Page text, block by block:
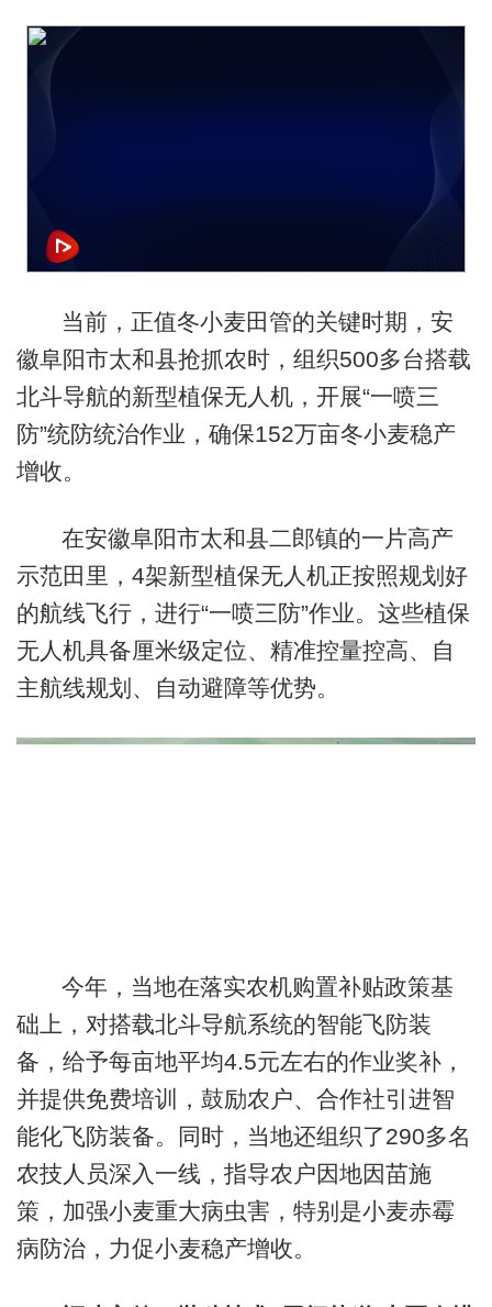
当前，正值冬小麦田管的关键时期，安
徽阜阳市太和县抢抓农时，组织500多台搭载
北斗导航的新型植保无人机，开展“一喷三
防”统防统治作业，确保152万亩冬小麦稳产
增收。
在安徽阜阳市太和县二郎镇的一片高产
示范田里，4架新型植保无人机正按照规划好
的航线飞行，进行“一喷三防”作业。这些植保
无人机具备厘米级定位、精准控量控高、自
主航线规划、自动避障等优势。
今年，当地在落实农机购置补贴政策基
础上，对搭载北斗导航系统的智能飞防装
备，给予每亩地平均4.5元左右的作业奖补，
并提供免费培训，鼓励农户、合作社引进智
能化飞防装备。同时，当地还组织了290多名
农技人员深入一线，指导农户因地因苗施
策，加强小麦重大病虫害，特别是小麦赤霉
病防治，力促小麦稳产增收。